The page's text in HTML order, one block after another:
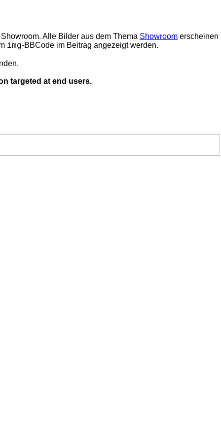
Alle Bilder aus dem Thema Showroom erscheinen
img-BBCode im Beitrag angezeigt werden.
targeted at end users.